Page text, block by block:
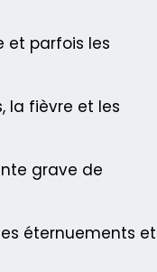
et parfois les
la fièvre et les
grave de
éternuements et